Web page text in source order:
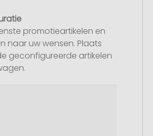
promotieartikelen en
naar uw wensen. Plaats
geconfigureerde artikelen